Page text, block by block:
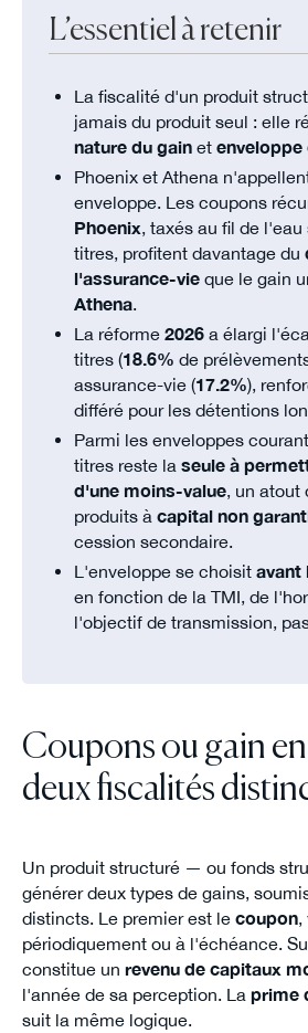
L’essentiel à retenir
La fiscalité d'un produit
jamais du produit seul : elle
nature du gain et
Phoenix et Athena
enveloppe. Les coupons
Phoenix, taxés au fil de
titres, profitent davantage du
l'assurance-vie que le gain
Athena.
La réforme2026 a élargi
titres (18.6% de
assurance-vie (17.2%),
différé pour les détentions
Parmi les enveloppes
titres reste laseule à
d'une moins-value, un atout
produits àcapital non
cession secondaire.
L'enveloppe se choisitavant
en fonction de la TMI, de
l'objectif de transmission,
Coupons ou gain
deux fiscalités
Un produit structuré — ou fonds
générer deux types de gains,
distincts. Le premier est le coupon,
périodiquement ou à l'échéance.
constitue un revenu de capitaux
l'année de sa perception. La prime
suit la même logique.